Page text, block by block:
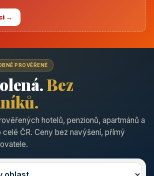
→
PROVĚŘENÉ
Bez
hotelů, penzionů, apartmánů a
ČR. Ceny bez navýšení, přímý